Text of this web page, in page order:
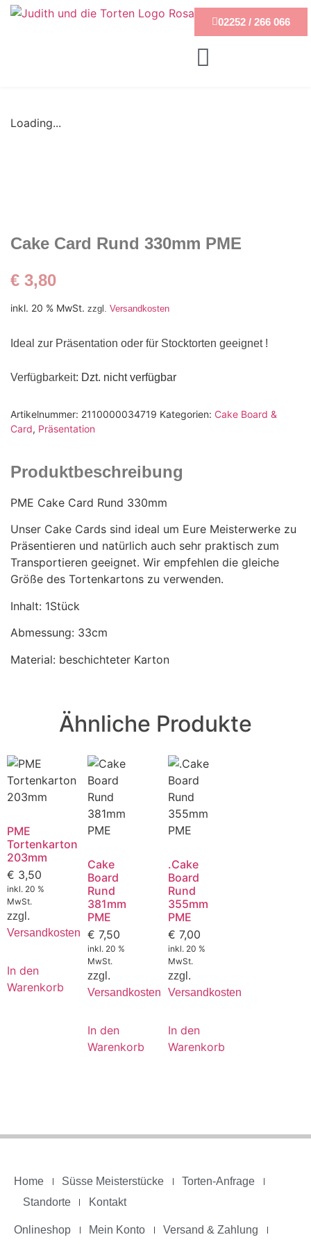
02252 / 266 066
Loading...
Cake Card Rund 330mm PME
€ 3,80
inkl. 20 % MwSt. zzgl. Versandkosten
Ideal zur Präsentation oder für Stocktorten geeignet !
Verfügbarkeit: Dzt. nicht verfügbar
Artikelnummer: 2110000034719 Kategorien: Cake Board &
Card, Präsentation
Produktbeschreibung
PME Cake Card Rund 330mm
Unser Cake Cards sind ideal um Eure Meisterwerke zu
Präsentieren und natürlich auch sehr praktisch zum
Transportieren geeignet. Wir empfehlen die gleiche
Größe des Tortenkartons zu verwenden.
Inhalt: 1Stück
Abmessung: 33cm
Material: beschichteter Karton
Ähnliche Produkte
PME
Tortenkarton
203mm
€ 3,50
inkl. 20 %
MwSt.
zzgl.
Versandkosten
In den
Warenkorb
Cake
Board
Rund
381mm
PME
€ 7,50
inkl. 20 %
MwSt.
zzgl.
Versandkosten
In den
Warenkorb
.Cake
Board
Rund
355mm
PME
€ 7,00
inkl. 20 %
MwSt.
zzgl.
Versandkosten
In den
Warenkorb
Home Süsse Meisterstücke
Torten-Anfrage
Standorte
Kontakt
Onlineshop Mein Konto Versand & Zahlung